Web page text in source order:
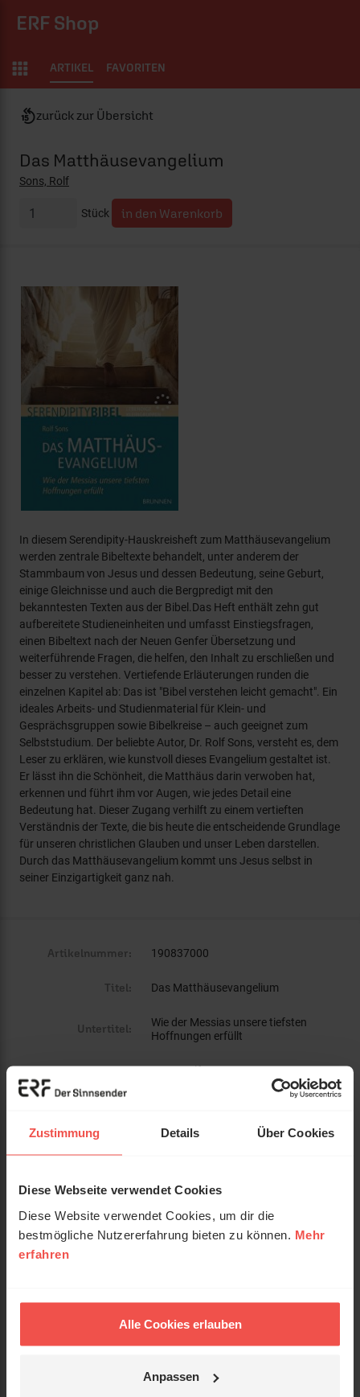
Zustimmung Details Über Cookies
Diese Webseite verwendet Cookies
Diese Website verwendet Cookies, um dir die
bestmögliche Nutzererfahrung bieten zu können. Mehr
erfahren
Alle Cookies erlauben
Anpassen
ERF Shop
ARTIKEL FAVORITEN
zurück zur Übersicht
Stück
Das Matthäusevangelium
Sons, Rolf
In diesem Serendipity-Hauskreisheft zum Matthäusevangelium
werden zentrale Bibeltexte behandelt, unter anderem der
Stammbaum von Jesus und dessen Bedeutung, seine Geburt,
einige Gleichnisse und auch die Bergpredigt mit den
bekanntesten Texten aus der Bibel.Das Heft enthält zehn gut
aufbereitete Studieneinheiten und umfasst Einstiegsfragen,
einen Bibeltext nach der Neuen Genfer Übersetzung und
weiterführende Fragen, die helfen, den Inhalt zu erschließen und
besser zu verstehen. Vertiefende Erläuterungen runden die
einzelnen Kapitel ab: Das ist "Bibel verstehen leicht gemacht". Ein
ideales Arbeits- und Studienmaterial für Klein- und
Gesprächsgruppen sowie Bibelkreise – auch geeignet zum
Selbststudium. Der beliebte Autor, Dr. Rolf Sons, versteht es, dem
Leser zu erklären, wie kunstvoll dieses Evangelium gestaltet ist.
Er lässt ihn die Schönheit, die Matthäus darin verwoben hat,
erkennen und führt ihm vor Augen, wie jedes Detail eine
Bedeutung hat. Dieser Zugang verhilft zu einem vertieften
Verständnis der Texte, die bis heute die entscheidende Grundlage
für unseren christlichen Glauben und unser Leben darstellen.
Durch das Matthäusevangelium kommt uns Jesus selbst in
seiner Einzigartigkeit ganz nah.
Artikelnummer: 190837000
Titel: Das Matthäusevangelium
Untertitel:
Wie der Messias unsere tiefsten
Hoffnungen erfüllt
Autor: Sons, Rolf
3765508373
Gewicht: 146 g
Umfang: 80
Einband: Geheftet
16,5 x 23,5 cm